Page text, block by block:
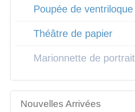
Poupée de ventriloque
Théâtre de papier
Marionnette de portrait
Nouvelles Arrivées